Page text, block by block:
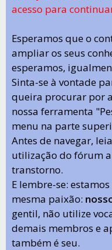
acesso para
Esperamos que o
ampliar os seus
esperamos,
Sinta-se à vontade
queira procurar por
nossa ferramenta
menu na parte
Antes de navegar,
utilização do fórum
transtorno.
E lembre-se:
mesma paixão:
gentil, não utilize
demais membros e
também é seu.